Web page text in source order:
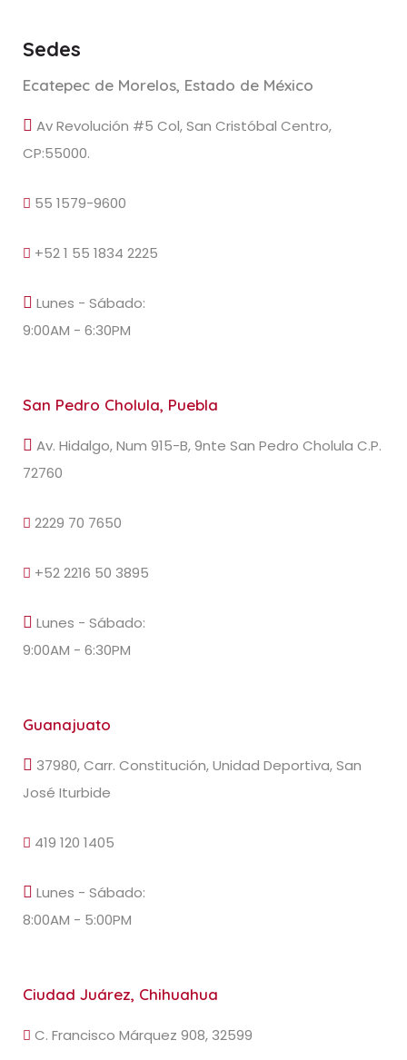
Sedes
Ecatepec de Morelos, Estado de México
Av Revolución #5 Col, San Cristóbal Centro,
CP:55000.
55 1579-9600
+52 1 55 1834 2225
Lunes - Sábado:
9:00AM - 6:30PM
San Pedro Cholula, Puebla
Av. Hidalgo, Num 915-B, 9nte San Pedro Cholula C.P.
72760
2229 70 7650
+52 2216 50 3895
Lunes - Sábado:
9:00AM - 6:30PM
Guanajuato
37980, Carr. Constitución, Unidad Deportiva, San
José Iturbide
419 120 1405
Lunes - Sábado:
8:00AM - 5:00PM
Ciudad Juárez, Chihuahua
C. Francisco Márquez 908, 32599